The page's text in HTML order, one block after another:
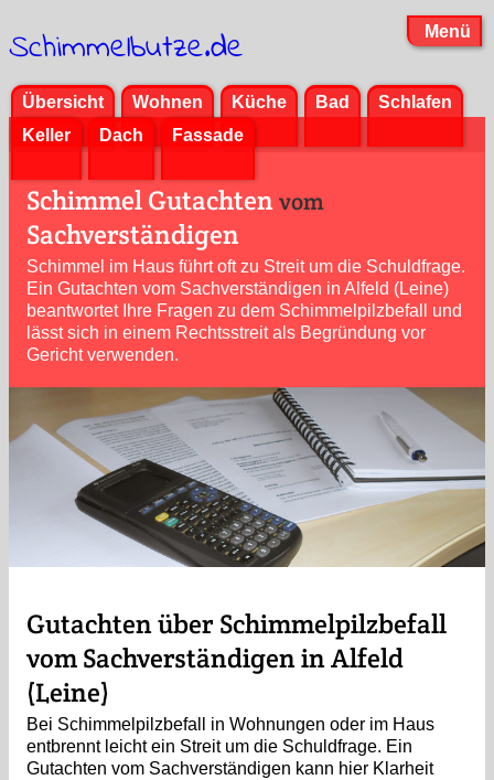
Menü
Schimmelbutze.de
Übersicht Wohnen Küche Bad
Schlafen
Keller
Dach Fassade
Schimmel Gutachten vom
Sachverständigen
Schimmel im Haus führt oft zu Streit um die Schuldfrage.
Ein Gutachten vom Sachver­ständigen in Alfeld (Leine)
beantwortet Ihre Fragen zu dem Schimmel­pilz­befall und
lässt sich in einem Rechts­streit als Begründung vor
Gericht verwenden.
Gutachten über Schimmelpilzbefall
vom Sachverständigen in Alfeld
(Leine)
Bei Schimmelpilzbefall in Wohnungen oder im Haus
entbrennt leicht ein Streit um die Schuldfrage. Ein
Gutachten vom Sachverständigen kann hier Klarheit